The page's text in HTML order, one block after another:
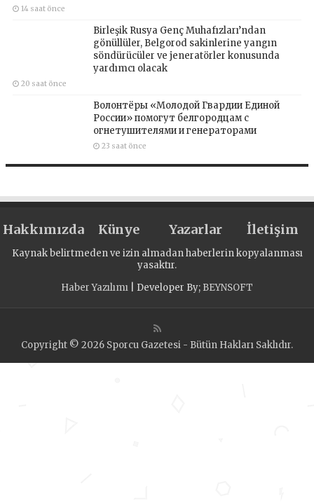
14 saat önce
Birleşik Rusya Genç Muhafızları’ndan
gönüllüler, Belgorod sakinlerine yangın
söndürücüler ve jeneratörler konusunda
yardımcı olacak
20 saat önce
Волонтёры «Молодой Гвардии Единой
России» помогут белгородцам с
огнетушителями и генераторами
23 saat önce
Hakkımızda Künye Yazarlar İletişim
Kaynak belirtmeden ve izin almadan haberlerin kopyalanması
yasaktır.
Haber Yazılımı | Developer By; BEYNSOFT
Copyright © 2026 Sporcu Gazetesi - Bütün Hakları Saklıdır.